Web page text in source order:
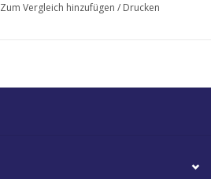
Zum Vergleich hinzufügen / Drucken